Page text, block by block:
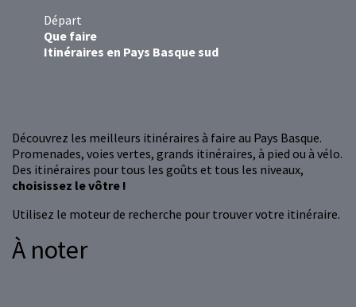
Départ
Que faire
Itinéraires en Pays Basque sud
Découvrez les meilleurs itinéraires à faire au Pays Basque.
Promenades, voies vertes, grands itinéraires, à pied ou à vélo.
Des itinéraires pour tous les goûts et tous les niveaux,
choisissez le vôtre !
Utilisez le moteur de recherche pour trouver votre itinéraire.
À noter